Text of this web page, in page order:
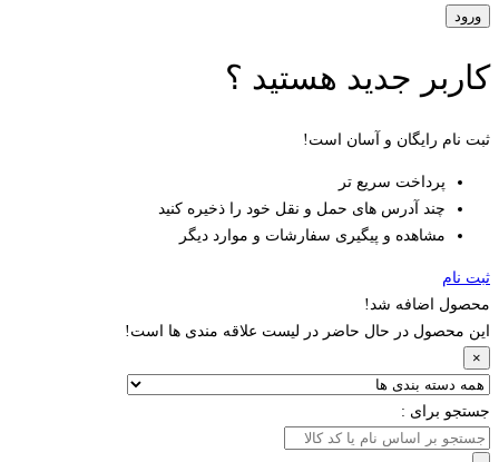
کاربر جدید هستید ؟
ثبت نام رایگان و آسان است!
پرداخت سریع تر
چند آدرس های حمل و نقل خود را ذخیره کنید
مشاهده و پیگیری سفارشات و موارد دیگر
ثبت نام
محصول اضافه شد!
این محصول در حال حاضر در لیست علاقه مندی ها است!
×
جستجو برای :